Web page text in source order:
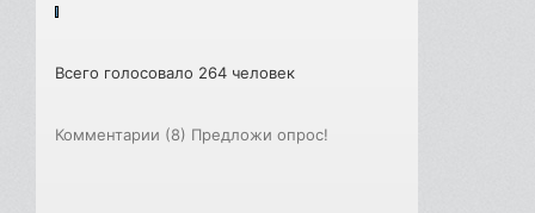
Всего голосовало 264 человек
Комментарии (8) Предложи опрос!